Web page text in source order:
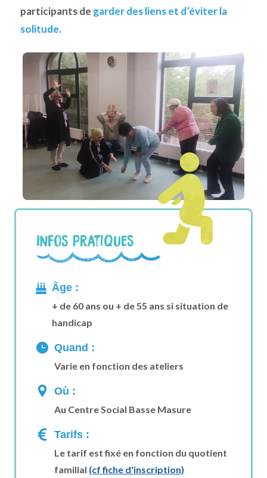
Infos pratiques
Âge :
+ de 60 ans ou + de 55 ans si situation de
handicap
Quand :
Varie en fonction des ateliers
Où :
Au Centre Social Basse Masure
Tarifs :
Le tarif est fixé en fonction du quotient
familial (cf fiche d'inscription)
participants de garder des liens et d’éviter la
solitude.